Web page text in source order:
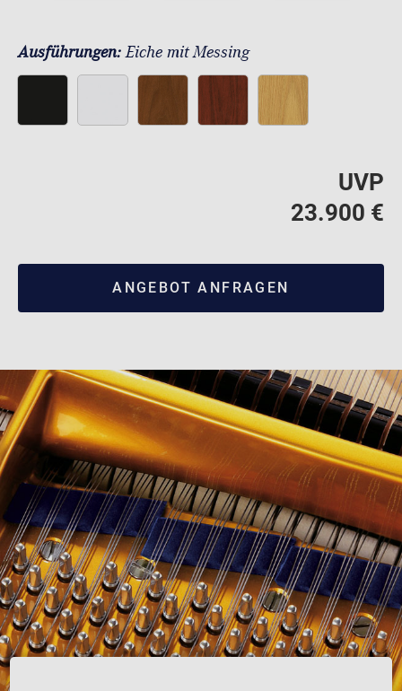
Ausführungen:Eiche mit Messing
UVP
23.900 €
ANGEBOT ANFRAGEN